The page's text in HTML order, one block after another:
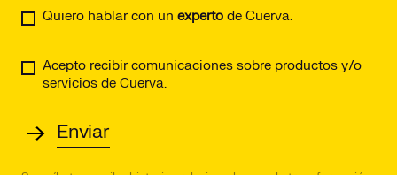
Quiero hablar con un experto de Cuerva.
Acepto recibir comunicaciones sobre productos y/o
servicios de Cuerva.